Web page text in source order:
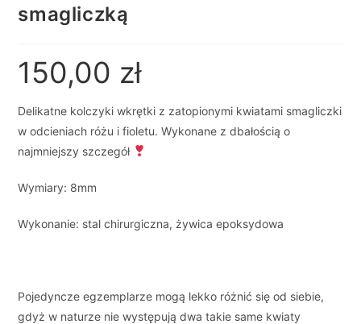
smagliczką
150,00 zł
Delikatne kolczyki wkrętki z zatopionymi kwiatami smagliczki
w odcieniach różu i fioletu. Wykonane z dbałością o
najmniejszy szczegół
Wymiary: 8mm
Wykonanie: stal chirurgiczna, żywica epoksydowa
Pojedyncze egzemplarze mogą lekko różnić się od siebie,
gdyż w naturze nie występują dwa takie same kwiaty